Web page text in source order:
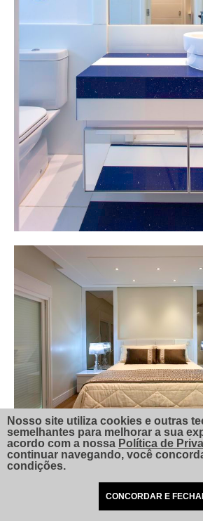
Nosso site utiliza cookies e outras
semelhantes para melhorar a sua
acordo com a nossa Política de
continuar navegando, você
condições.
CONCORDAR E